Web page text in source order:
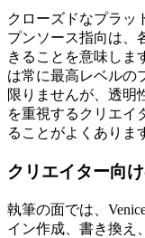
クローズドなプラッ
プンソース指向は、
きることを意味しま
は常に最高レベルの
限りませんが、透明
を重視するクリエイ
ることがよくありま
クリエイター向
執筆の面では、
イン作成、書き換え